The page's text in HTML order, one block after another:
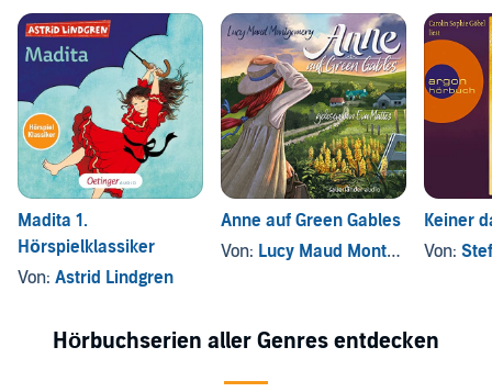
Madita 1.
Hörspielklassiker
Von: Astrid Lindgren
Anne auf Green Gables
Von: Lucy Maud Montgomery
Keiner
Von:
Hörbuchserien aller Genres entdecken